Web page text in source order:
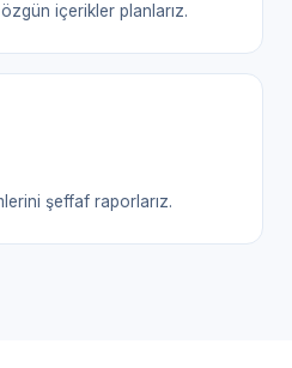
içerikler planlarız.
şeffaf raporlarız.